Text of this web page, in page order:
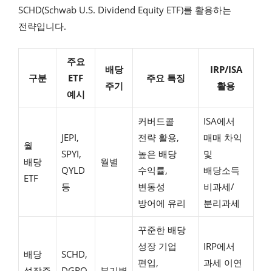
SCHD(Schwab U.S. Dividend Equity ETF)를 활용하는
전략입니다.
구분
주요
ETF
예시
배당
주기
주요 특징
IRP/ISA
활용
월
배당
ETF
JEPI,
SPYI,
QYLD
등
월별
커버드콜
전략 활용,
높은 배당
수익률,
변동성
방어에 유리
ISA에서
매매 차익
및
배당소득
비과세/
분리과세
배당
SCHD,
꾸준한 배당
성장 기업
편입,
IRP에서
과세 이연